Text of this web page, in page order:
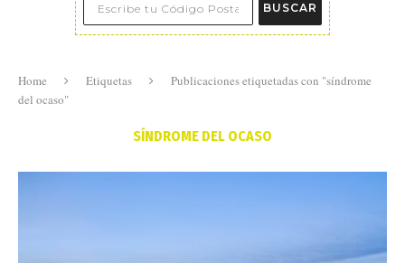
BUSCAR
Home Etiquetas
Publicaciones etiquetadas con "síndrome
del ocaso"
SÍNDROME DEL OCASO